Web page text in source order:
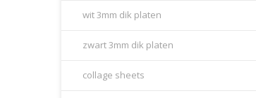
wit 3mm dik platen
zwart 3mm dik platen
collage sheets